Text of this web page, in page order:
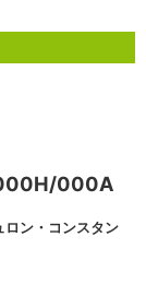
000A
ン・コンスタン